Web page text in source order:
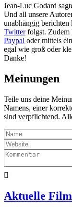
Jean-Luc Godard
Und all unsere
unabhängig
Twitterfolgst. Zudem
Paypal oder mittels
egal wie groß oder
Danke!
Meinungen
Teile uns deine
Namens, einer
sind verpflichtend.

Aktuelle